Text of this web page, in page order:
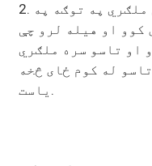
2. موږ هر پیرودونکي ته د خپل ملګري په توګه په
کوو او هیله لرو چې
او تاسو سره ملګري
له کوم ځای څخه
یاست.